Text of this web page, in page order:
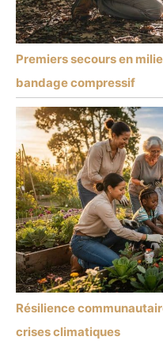
Premiers secours en
bandage compressif
Résilience
crises climatiques